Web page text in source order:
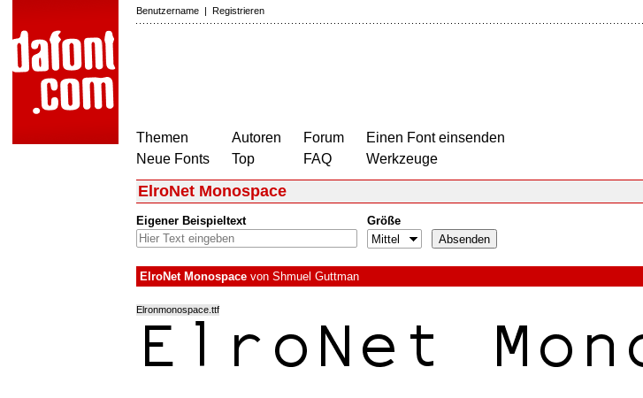
Benutzername | Registrieren
Themen
Neue Fonts
Autoren
Top
Forum
FAQ
Einen Font einsenden
Werkzeuge
ElroNet Monospace
Eigener Beispieltext Größe
ElroNet Monospace von Shmuel Guttman
Elronmonospace.ttf